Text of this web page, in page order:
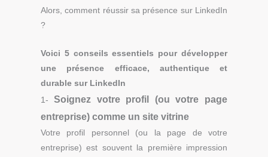
Alors, comment réussir sa présence sur LinkedIn
?
Voici 5 conseils essentiels pour développer
une présence efficace, authentique et
durable sur LinkedIn
1- Soignez votre profil (ou votre page
entreprise) comme un site vitrine
Votre profil personnel (ou la page de votre
entreprise) est souvent la première impression